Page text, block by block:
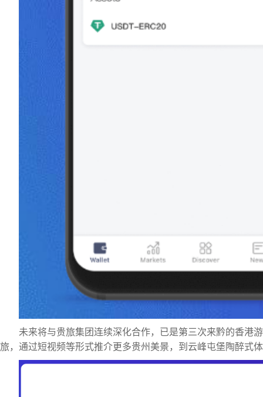
未来将与贵旅集团连续深化合作，已是第三次来黔的香港
旅，通过短视频等形式推介更多贵州美景，到云峰屯堡陶醉式